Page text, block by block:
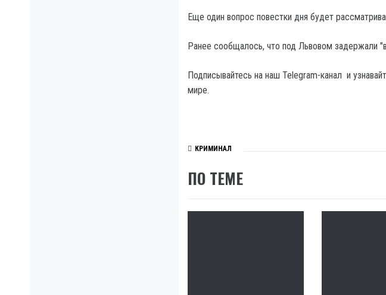
Еще один вопрос повестки дня будет
Ранее сообщалось, что под Львовом задержали
Подписывайтесь на наш Telegram-канал и
мире.
КРИМИНАЛ
ПО ТЕМЕ